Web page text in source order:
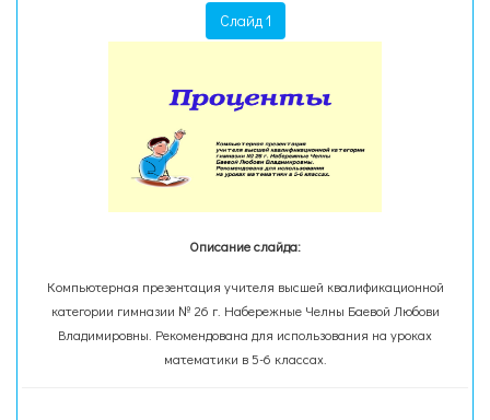
Слайд 1
Описание слайда:
Компьютерная презентация учителя высшей квалификационной
категории гимназии № 26 г. Набережные Челны Баевой Любови
Владимировны. Рекомендована для использования на уроках
математики в 5-6 классах.